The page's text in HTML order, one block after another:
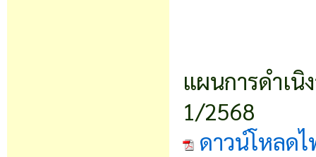
แผนการดำเ
1/2568
ดาวน์โหลด